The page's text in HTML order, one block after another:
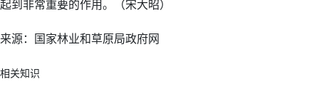
起到非常重要的作用。（宋大昭）
来源：国家林业和草原局政府网
相关知识